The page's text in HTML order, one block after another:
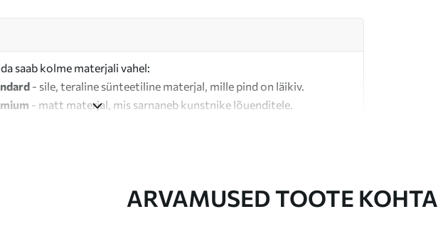
saab kolme materjali vahel:
- sile, teraline sünteetiline materjal, mille pind on läikiv.
- matt materjal, mis sarnaneb kunstnike lõuenditele.
ARVAMUSED TOOTE KOHTA